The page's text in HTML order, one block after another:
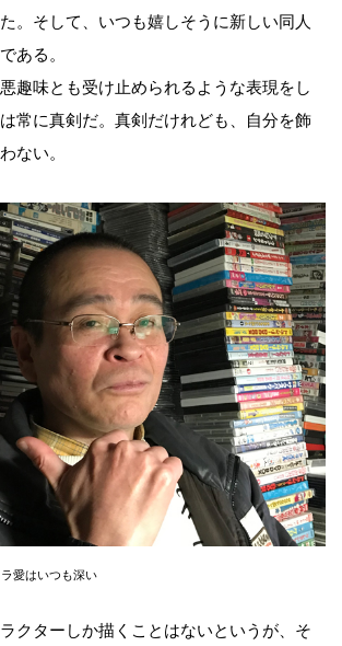
。そして、いつも嬉しそうに新しい同人
ある。
趣味とも受け止められるような表現をし
常に真剣だ。真剣だけれども、自分を飾
ない。
愛はいつも深い
クターしか描くことはないというが、そ